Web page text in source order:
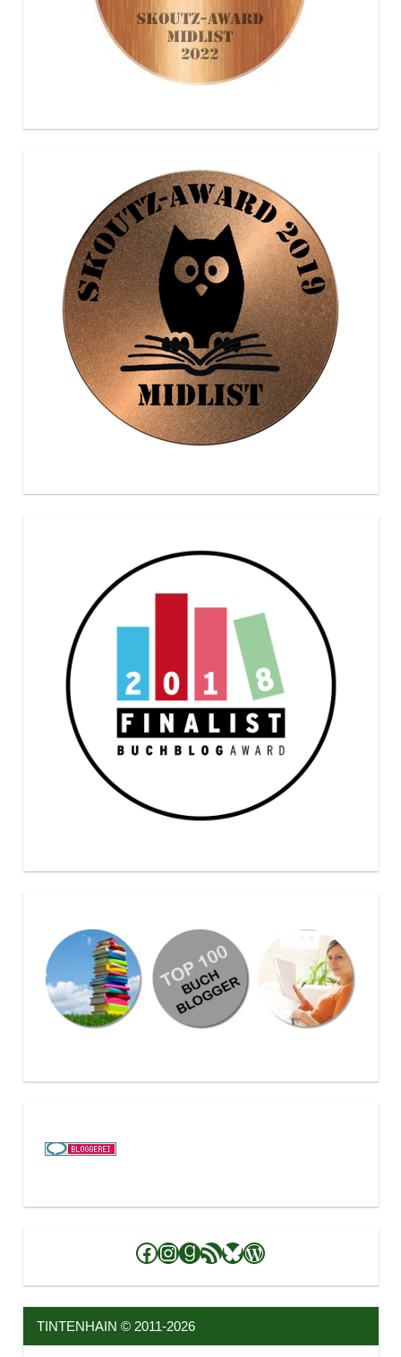
Facebook
Instagram
Goodreads
RSS-Feed
Bluesky
WordPress
TINTENHAIN © 2011-2026